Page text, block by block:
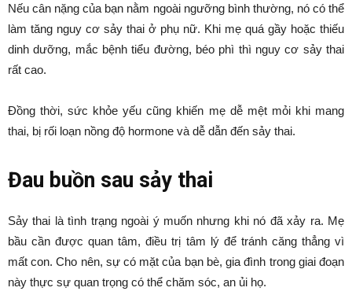
Nếu cân nặng của bạn nằm ngoài ngưỡng bình thường, nó có thể
làm tăng nguy cơ sảy thai ở phụ nữ. Khi mẹ quá gầy hoặc thiếu
dinh dưỡng, mắc bệnh tiểu đường, béo phì thì nguy cơ sảy thai
rất cao.
Đồng thời, sức khỏe yếu cũng khiến mẹ dễ mệt mỏi khi mang
thai, bị rối loạn nồng độ hormone và dễ dẫn đến sảy thai.
Đau buồn sau sảy thai
Sảy thai là tình trạng ngoài ý muốn nhưng khi nó đã xảy ra. Mẹ
bầu cần được quan tâm, điều trị tâm lý để tránh căng thẳng vì
mất con. Cho nên, sự có mặt của bạn bè, gia đình trong giai đoạn
này thực sự quan trọng có thể chăm sóc, an ủi họ.